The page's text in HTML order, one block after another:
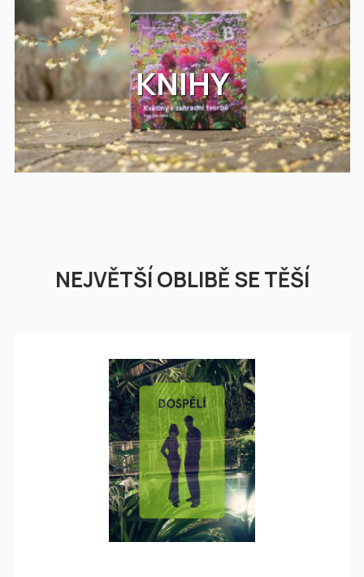
KNIHY
NEJVĚTŠÍ OBLIBĚ SE TĚŠÍ